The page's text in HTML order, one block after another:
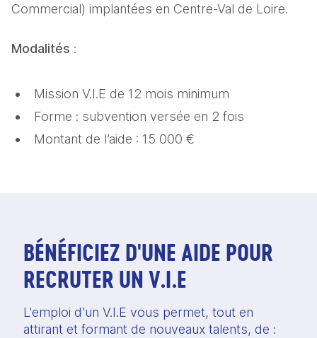
Commercial) implantées en Centre-Val de Loire.
Modalités :
Mission V.I.E de 12 mois minimum
Forme : subvention versée en 2 fois
Montant de l’aide : 15 000 €
BÉNÉFICIEZ D'UNE AIDE POUR
RECRUTER UN V.I.E
L'emploi d'un V.I.E vous permet, tout en
attirant et formant de nouveaux talents, de :